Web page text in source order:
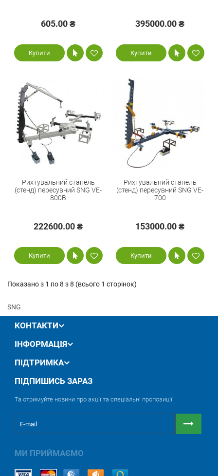
605.00 ₴
Купити
395000.00 ₴
Купити
Рихтувальний стапель
(стенд) пересувний SNG VE-
800B
222600.00 ₴
Купити
Рихтувальний стапель
(стенд) пересувний SNG VE-
700
153000.00 ₴
Купити
Показано з 1 по 8 з 8 (всього 1 сторінок)
SNG
КОНТАКТИ
ІНФОРМАЦІЯ
ПІДТРИМКА
ПІДПИШИСЬ ЗАРАЗ
Та отримуйте новини про акції та спеціальні пропозиції
МИ ПРИЙМАЄМО